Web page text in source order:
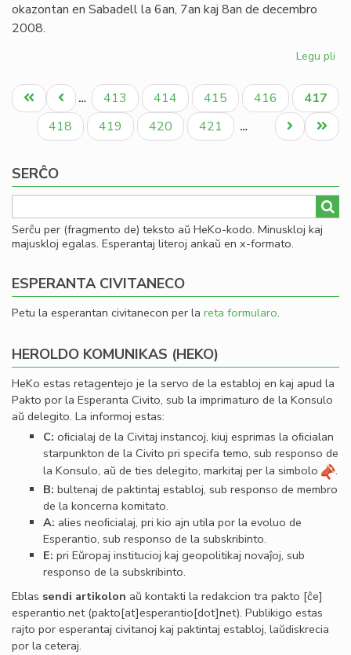
okazontan en Sabadell la 6an, 7an kaj 8an de decembro
2008.
Legu pli
al
la
Pagination
Unua
paĝo
Antaŭa
paĝo
… Paĝo
413 Paĝo
414 Paĝo
415 Paĝo
416
Aktuala
paĝo
417
Paĝo
418 Paĝo
419 Paĝo
420 Paĝo
421 …
Last
page
Next
page
SERĈO
Serĉu per (fragmento de) teksto aŭ HeKo-kodo. Minuskloj kaj
majuskloj egalas. Esperantaj literoj ankaŭ en x-formato.
ESPERANTA CIVITANECO
Petu la esperantan civitanecon per la reta formularo.
HEROLDO KOMUNIKAS (HEKO)
HeKo estas retagentejo je la servo de la establoj en kaj apud la
Pakto por la Esperanta Civito, sub la imprimaturo de la Konsulo
aŭ delegito. La informoj estas:
C: oﬁcialaj de la Civitaj instancoj, kiuj esprimas la oﬁcialan
starpunkton de la Civito pri specifa temo, sub responso de
la Konsulo, aŭ de ties delegito, markitaj per la simbolo
.
B: bultenaj de paktintaj establoj, sub responso de membro
de la koncerna komitato.
A: alies neoﬁcialaj, pri kio ajn utila por la evoluo de
Esperantio, sub responso de la subskribinto.
E: pri Eŭropaj institucioj kaj geopolitikaj novaĵoj, sub
responso de la subskribinto.
Eblas sendi artikolon aŭ kontakti la redakcion tra pakto [ĉe]
esperantio.net(pakto[at]esperantio[dot]net). Publikigo estas
rajto por esperantaj civitanoj kaj paktintaj establoj, laŭdiskrecia
por la ceteraj.